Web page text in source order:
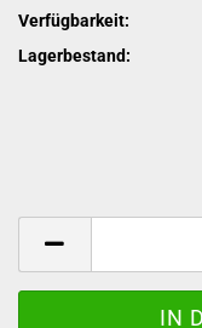
Verfügbarkeit:
Lagerbestand: